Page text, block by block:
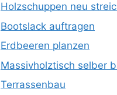
Holzschuppen neu
Bootslack auftragen
Erdbeeren planzen
Massivholztisch selber
Terrassenbau